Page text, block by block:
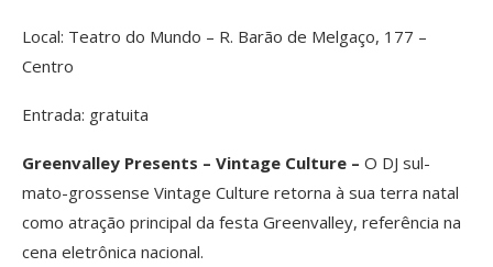
Local: Teatro do Mundo – R. Barão de Melgaço, 177 –
Centro
Entrada: gratuita
Greenvalley Presents – Vintage Culture – O DJ sul-
mato-grossense Vintage Culture retorna à sua terra natal
como atração principal da festa Greenvalley, referência na
cena eletrônica nacional.